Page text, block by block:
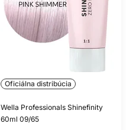
Oficiálna distribúcia
Wella Professionals Shinefinity
60ml 09/65